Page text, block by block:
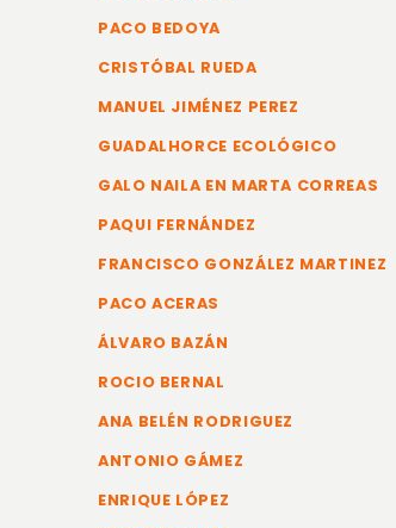
PACO BEDOYA
CRISTÓBAL RUEDA
MANUEL JIMÉNEZ PEREZ
GUADALHORCE ECOLÓGICO
GALO NAILA EN MARTA CORREAS
PAQUI FERNÁNDEZ
FRANCISCO GONZÁLEZ MARTINEZ
PACO ACERAS
ÁLVARO BAZÁN
ROCIO BERNAL
ANA BELÉN RODRIGUEZ
ANTONIO GÁMEZ
ENRIQUE LÓPEZ